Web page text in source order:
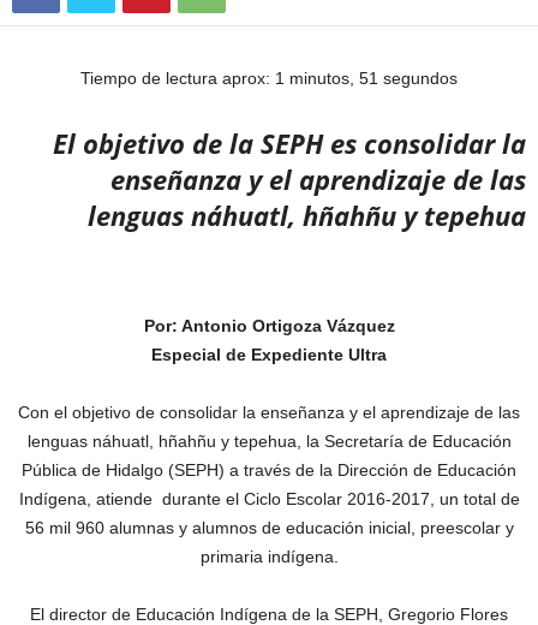
Tiempo de lectura aprox: 1 minutos, 51 segundos
El objetivo de la SEPH es consolidar la
enseñanza y el aprendizaje de las
lenguas náhuatl, hñahñu y tepehua
Por: Antonio Ortigoza Vázquez
Especial de Expediente Ultra
Con el objetivo de consolidar la enseñanza y el aprendizaje de las
lenguas náhuatl, hñahñu y tepehua, la Secretaría de Educación
Pública de Hidalgo (SEPH) a través de la Dirección de Educación
Indígena, atiende durante el Ciclo Escolar 2016-2017, un total de
56 mil 960 alumnas y alumnos de educación inicial, preescolar y
primaria indígena.
El director de Educación Indígena de la SEPH, Gregorio Flores